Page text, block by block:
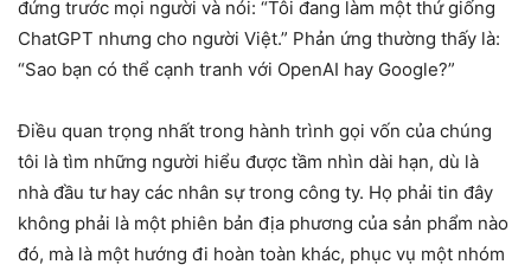
đứng trước mọi người và nói: “Tôi đang làm một thứ giống
ChatGPT nhưng cho người Việt.” Phản ứng thường thấy là:
“Sao bạn có thể cạnh tranh với OpenAI hay Google?”
Điều quan trọng nhất trong hành trình gọi vốn của chúng
tôi là tìm những người hiểu được tầm nhìn dài hạn, dù là
nhà đầu tư hay các nhân sự trong công ty. Họ phải tin đây
không phải là một phiên bản địa phương của sản phẩm nào
đó, mà là một hướng đi hoàn toàn khác, phục vụ một nhóm